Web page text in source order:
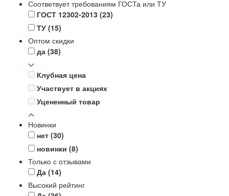
Соответвует требованиям ГОСТа или ТУ
ГОСТ 12302-2013 (23)
ТУ (15)
Оптом скидки
да (38)
Клубная цена
Участвует в акциях
Уцененный товар
Новинки
нет (30)
новинки (8)
Только с отзывами
Да (14)
Высокий рейтинг